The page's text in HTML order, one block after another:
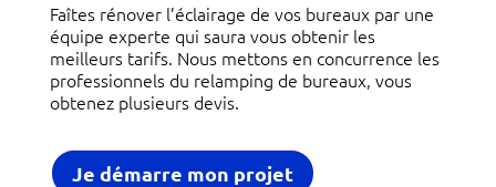
Faîtes rénover l’éclairage de vos bureaux par une
équipe experte qui saura vous obtenir les
meilleurs tarifs. Nous mettons en concurrence les
professionnels du relamping de bureaux, vous
obtenez plusieurs devis.
Je démarre mon projet